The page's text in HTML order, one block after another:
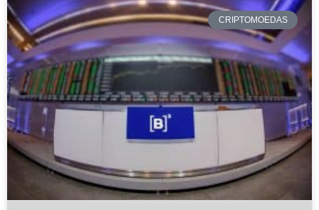
CRIPTOMOEDAS